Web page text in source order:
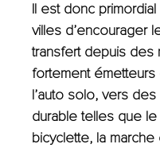
Il est donc
villes d’encourager
transfert depuis des
fortement émetteurs
l’auto solo, vers
durable telles que
bicyclette, la